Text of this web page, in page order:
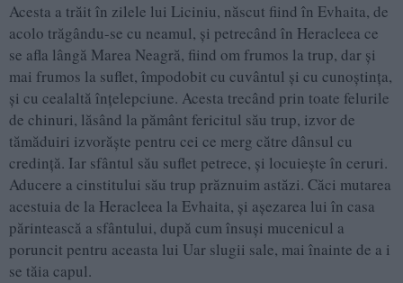
Acesta a trăit în zilele lui Liciniu, născut fiind în Evhaita, de
acolo trăgându-se cu neamul, şi petrecând în Heracleea ce
se afla lângă Marea Neagră, fiind om frumos la trup, dar şi
mai frumos la suflet, împodobit cu cuvântul şi cu cunoştinţa,
şi cu cealaltă înţelepciune. Acesta trecând prin toate felurile
de chinuri, lăsând la pământ fericitul său trup, izvor de
tămăduiri izvorăşte pentru cei ce merg către dânsul cu
credinţă. Iar sfântul său suflet petrece, şi locuieşte în ceruri.
Aducere a cinstitului său trup prăznuim astăzi. Căci mutarea
acestuia de la Heracleea la Evhaita, şi aşezarea lui în casa
părintească a sfântului, după cum însuşi mucenicul a
poruncit pentru aceasta lui Uar slugii sale, mai înainte de a i
se tăia capul.